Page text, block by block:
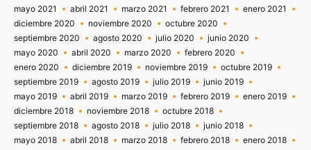
mayo 2021
abril 2021 marzo 2021 febrero 2021
enero 2021
diciembre 2020
noviembre 2020
octubre 2020
septiembre 2020
agosto 2020 julio 2020
junio 2020
mayo 2020
abril 2020 marzo 2020
febrero 2020
enero 2020
diciembre 2019 noviembre 2019
octubre 2019
septiembre 2019
agosto 2019 julio 2019
junio 2019
mayo 2019
abril 2019 marzo 2019 febrero 2019
enero 2019
diciembre 2018
noviembre 2018
octubre 2018
septiembre 2018
agosto 2018 julio 2018
junio 2018
mayo 2018
abril 2018 marzo 2018 febrero 2018
enero 2018